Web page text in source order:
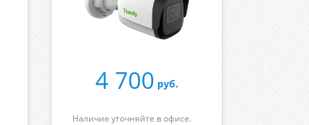
4 700 руб.
Наличие уточняйте в офисе.